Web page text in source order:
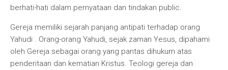
berhati-hati dalam pernyataan dan tindakan public.
Gereja memiliki sejarah panjang antipati terhadap orang
Yahudi . Orang-orang Yahudi, sejak zaman Yesus, dipahami
oleh Gereja sebagai orang yang pantas dihukum atas
penderitaan dan kematian Kristus. Teologi gereja dan